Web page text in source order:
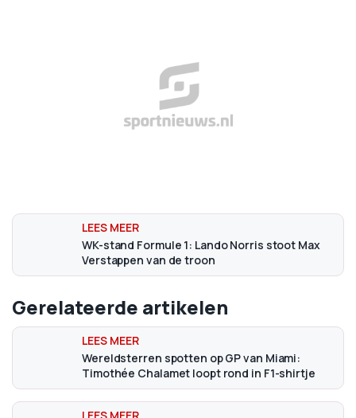
WK-stand Formule 1: Lando Norris stoot Max
Verstappen van de troon
Gerelateerde artikelen
Wereldsterren spotten op GP van Miami:
Timothée Chalamet loopt rond in F1-shirtje